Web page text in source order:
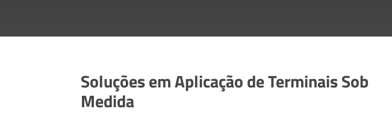
Soluções em Aplicação de Terminais Sob
Medida